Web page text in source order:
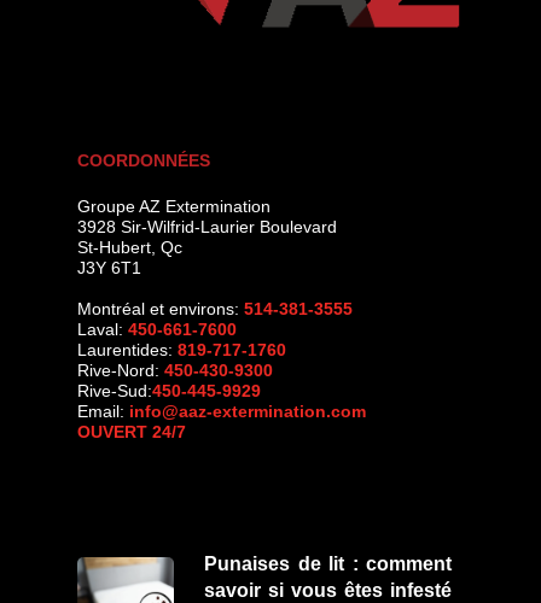
COORDONNÉES
Groupe AZ Extermination
3928 Sir-Wilfrid-Laurier Boulevard
St-Hubert, Qc
J3Y 6T1
Montréal et environs: 514-381-3555
Laval: 450-661-7600
Laurentides: 819-717-1760
Rive-Nord: 450-430-9300
Rive-Sud:450-445-9929
Email: info@aaz-extermination.com
OUVERT 24/7
Punaises de lit : comment
savoir si vous êtes infesté